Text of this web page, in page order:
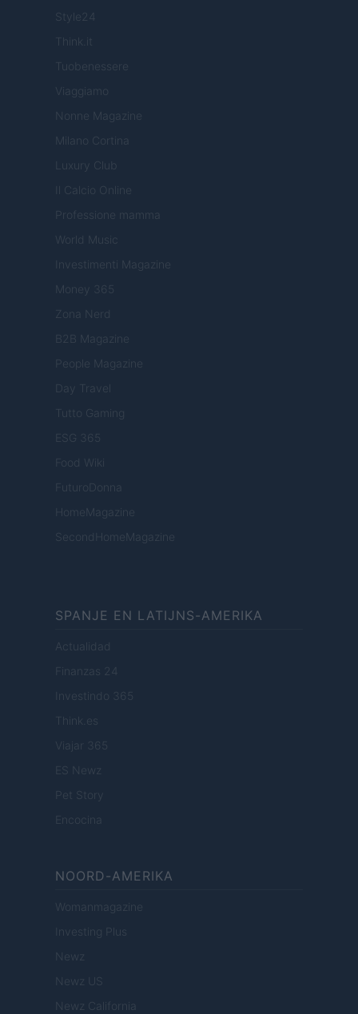
Style24
Think.it
Tuobenessere
Viaggiamo
Nonne Magazine
Milano Cortina
Luxury Club
Il Calcio Online
Professione mamma
World Music
Investimenti Magazine
Money 365
Zona Nerd
B2B Magazine
People Magazine
Day Travel
Tutto Gaming
ESG 365
Food Wiki
FuturoDonna
HomeMagazine
SecondHomeMagazine
SPANJE EN LATIJNS-AMERIKA
Actualidad
Finanzas 24
Investindo 365
Think.es
Viajar 365
ES Newz
Pet Story
Encocina
NOORD-AMERIKA
Womanmagazine
Investing Plus
Newz
Newz US
Newz California